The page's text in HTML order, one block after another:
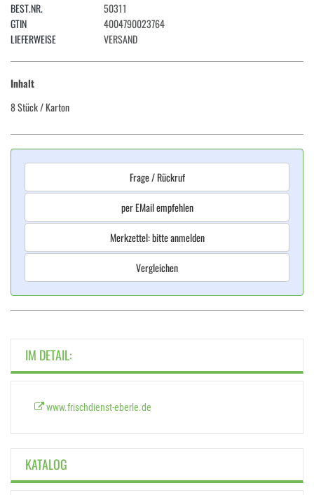
BEST.NR.
50311
GTIN
4004790023764
LIEFERWEISE
VERSAND
Inhalt
8 Stück/ Karton
Frage / Rückruf
per EMail empfehlen
Merkzettel: bitte anmelden
Vergleichen
IM DETAIL:
www.frischdienst-eberle.de
KATALOG